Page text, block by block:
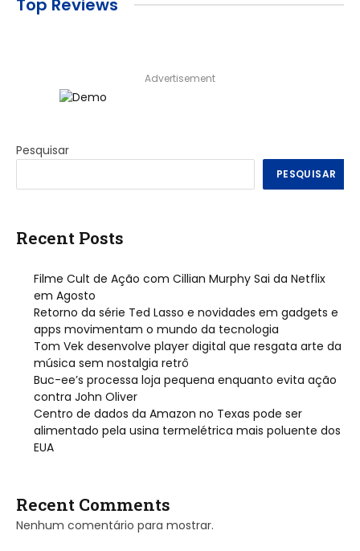
Advertisement
Pesquisar
PESQUISAR
Recent Posts
Filme Cult de Ação com Cillian Murphy Sai da Netflix
em Agosto
Retorno da série Ted Lasso e novidades em gadgets e
apps movimentam o mundo da tecnologia
Tom Vek desenvolve player digital que resgata arte da
música sem nostalgia retrô
Buc-ee’s processa loja pequena enquanto evita ação
contra John Oliver
Centro de dados da Amazon no Texas pode ser
alimentado pela usina termelétrica mais poluente dos
EUA
Recent Comments
Nenhum comentário para mostrar.